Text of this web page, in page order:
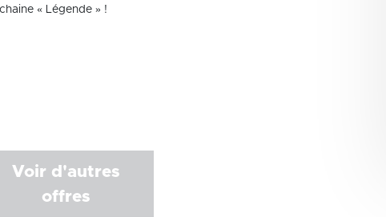
« Légende » !
Voir d'autres
offres